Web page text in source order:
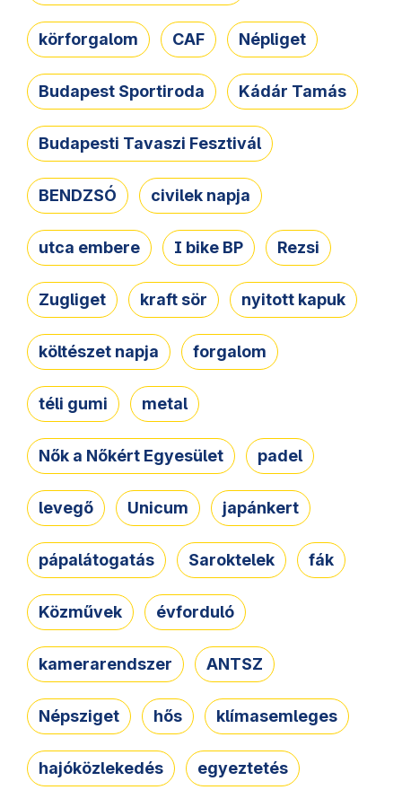
körforgalom CAF Népliget
Budapest Sportiroda Kádár Tamás
Budapesti Tavaszi Fesztivál
BENDZSÓ civilek napja
utca embere I bike BP Rezsi
Zugliget kraft sör nyitott kapuk
költészet napja forgalom
téli gumi metal
Nők a Nőkért Egyesület padel
levegő Unicum japánkert
pápalátogatás Saroktelek fák
Közművek évforduló
kamerarendszer ANTSZ
Népsziget hős klímasemleges
hajóközlekedés egyeztetés